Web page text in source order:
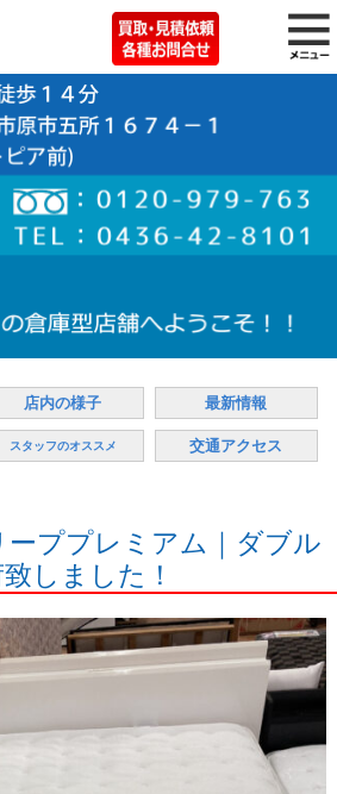
店内の様子 最新情報
スタッフのオススメ 交通アクセス
ーププレミアム｜ダブル
しました！